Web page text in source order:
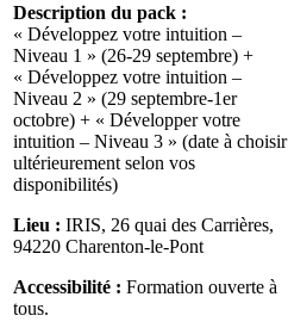
Description du pack :
« Développez votre intuition –
Niveau 1 » (26-29 septembre) +
« Développez votre intuition –
Niveau 2 » (29 septembre-1er
octobre) + « Développer votre
intuition – Niveau 3 » (date à choisir
ultérieurement selon vos
disponibilités)
Lieu : IRIS, 26 quai des Carrières,
94220 Charenton-le-Pont
Accessibilité : Formation ouverte à
tous.